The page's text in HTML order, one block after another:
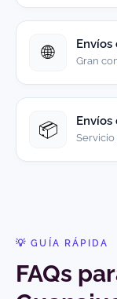
🌐 Envíos
Gran
📦 Envíos
Servicio
💡 GUÍA RÁPIDA
FAQs